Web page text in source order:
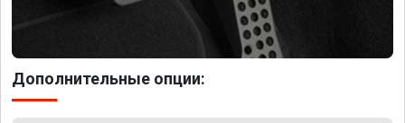
Дополнительные опции: